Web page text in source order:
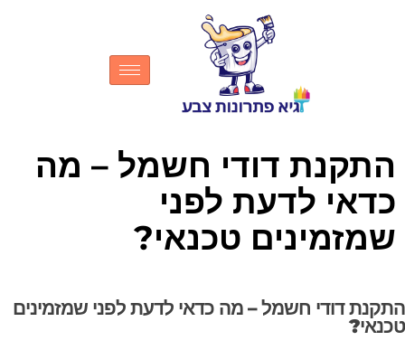
התקנת דודי חשמל – מה
כדאי לדעת לפני
שמזמינים טכנאי?
התקנת דודי חשמל – מה כדאי לדעת לפני שמזמינים
טכנאי?